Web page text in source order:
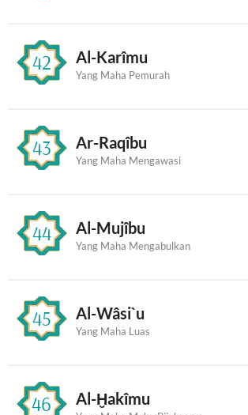
42 Al-Karîmu
Yang Maha Pemurah
43 Ar-Raqîbu
Yang Maha Mengawasi
44 Al-Mujîbu
Yang Maha Mengabulkan
45 Al-Wâsi`u
Yang Maha Luas
46 Al-Ḫakîmu